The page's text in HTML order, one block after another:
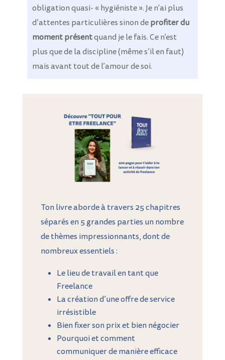
obligation quasi- « hygiéniste ». Je n’ai plus
d’attentes particulières sinon deprofiter du
moment présentquand je le fais. Ce n’est
plus que de la discipline (même s’il en faut)
mais avant tout de l’amour de soi.
Ton livre aborde à travers 25 chapitres
séparés en 5 grandes parties un nombre
de thèmes impressionnants, dont de
nombreux essentiels :
Le lieu de travail en tant que
Freelance
La création d’une offre de service
irrésistible
Bien fixer son prix et bien négocier
Pourquoi et comment
communiquer de manière efficace